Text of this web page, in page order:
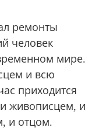
ремонты
человек
мире.
и всю
приходится
живописцем, и
и отцом.